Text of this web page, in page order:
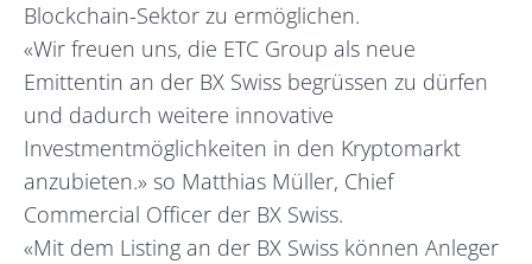
Blockchain-Sektor zu ermöglichen.
«Wir freuen uns, die ETC Group als neue
Emittentin an der BX Swiss begrüssen zu dürfen
und dadurch weitere innovative
Investmentmöglichkeiten in den Kryptomarkt
anzubieten.» so Matthias Müller, Chief
Commercial Officer der BX Swiss.
«Mit dem Listing an der BX Swiss können Anleger